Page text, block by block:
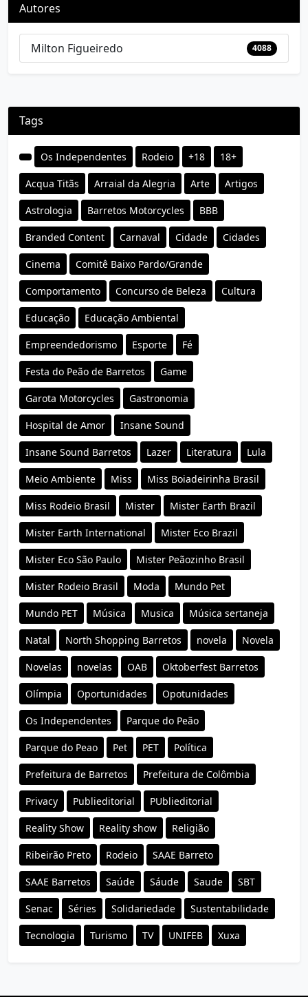
Autores
Milton Figueiredo 4088
Tags
Os Independentes Rodeio +18 18+
Acqua Titãs Arraial da Alegria Arte Artigos
Astrologia Barretos Motorcycles BBB
Branded Content Carnaval Cidade Cidades
Cinema Comitê Baixo Pardo/Grande
Comportamento Concurso de Beleza Cultura
Educação Educação Ambiental
Empreendedorismo Esporte Fé
Festa do Peão de Barretos Game
Garota Motorcycles Gastronomia
Hospital de Amor Insane Sound
Insane Sound Barretos Lazer Literatura Lula
Meio Ambiente Miss Miss Boiadeirinha Brasil
Miss Rodeio Brasil Mister Mister Earth Brazil
Mister Earth International Mister Eco Brazil
Mister Eco São Paulo Mister Peãozinho Brasil
Mister Rodeio Brasil Moda Mundo Pet
Mundo PET Música Musica Música sertaneja
Natal North Shopping Barretos novela Novela
Novelas novelas OAB Oktoberfest Barretos
Olímpia Oportunidades Opotunidades
Os Independentes Parque do Peão
Parque do Peao Pet PET Política
Prefeitura de Barretos Prefeitura de Colômbia
Privacy Publieditorial PUblieditorial
Reality Show Reality show Religião
Ribeirão Preto Rodeio SAAE Barreto
SAAE Barretos Saúde Sáude Saude SBT
Senac Séries Solidariedade Sustentabilidade
Tecnologia Turismo TV UNIFEB Xuxa